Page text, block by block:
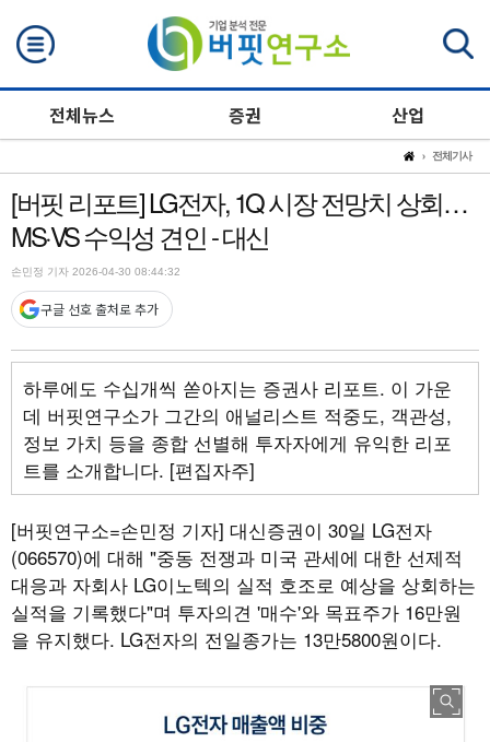
전체뉴스 증권 산업
전체기사
[버핏 리포트] LG전자, 1Q 시장 전망치 상회…
MS·VS 수익성 견인 - 대신
손민정 기자 2026-04-30 08:44:32
구글 선호 출처로 추가
하루에도 수십개씩 쏟아지는 증권사 리포트. 이 가운
데 버핏연구소가 그간의 애널리스트 적중도, 객관성,
정보 가치 등을 종합 선별해 투자자에게 유익한 리포
트를 소개합니다. [편집자주]
[버핏연구소=손민정 기자] 대신증권이 30일 LG전자
(066570)에 대해 "중동 전쟁과 미국 관세에 대한 선제적
대응과 자회사 LG이노텍의 실적 호조로 예상을 상회하는
실적을 기록했다"며 투자의견 '매수'와 목표주가 16만원
을 유지했다. LG전자의 전일종가는 13만5800원이다.
검색